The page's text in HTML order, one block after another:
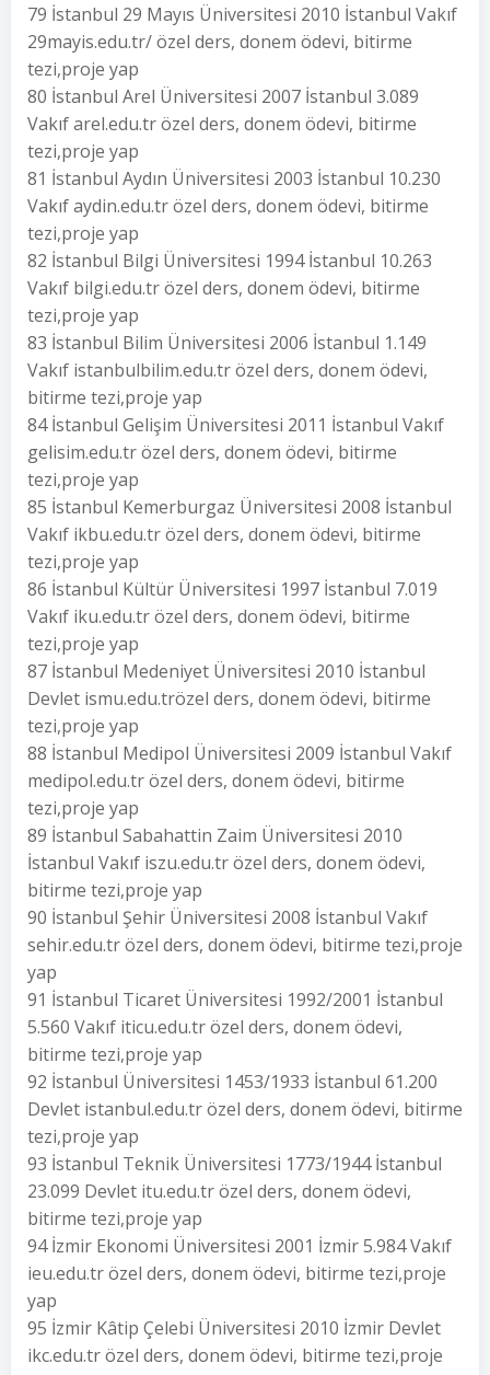
79 İstanbul 29 Mayıs Üniversitesi 2010 İstanbul Vakıf
29mayis.edu.tr/ özel ders, donem ödevi, bitirme
tezi,proje yap
80 İstanbul Arel Üniversitesi 2007 İstanbul 3.089
Vakıf arel.edu.tr özel ders, donem ödevi, bitirme
tezi,proje yap
81 İstanbul Aydın Üniversitesi 2003 İstanbul 10.230
Vakıf aydin.edu.tr özel ders, donem ödevi, bitirme
tezi,proje yap
82 İstanbul Bilgi Üniversitesi 1994 İstanbul 10.263
Vakıf bilgi.edu.tr özel ders, donem ödevi, bitirme
tezi,proje yap
83 İstanbul Bilim Üniversitesi 2006 İstanbul 1.149
Vakıf istanbulbilim.edu.tr özel ders, donem ödevi,
bitirme tezi,proje yap
84 İstanbul Gelişim Üniversitesi 2011 İstanbul Vakıf
gelisim.edu.tr özel ders, donem ödevi, bitirme
tezi,proje yap
85 İstanbul Kemerburgaz Üniversitesi 2008 İstanbul
Vakıf ikbu.edu.tr özel ders, donem ödevi, bitirme
tezi,proje yap
86 İstanbul Kültür Üniversitesi 1997 İstanbul 7.019
Vakıf iku.edu.tr özel ders, donem ödevi, bitirme
tezi,proje yap
87 İstanbul Medeniyet Üniversitesi 2010 İstanbul
Devlet ismu.edu.trözel ders, donem ödevi, bitirme
tezi,proje yap
88 İstanbul Medipol Üniversitesi 2009 İstanbul Vakıf
medipol.edu.tr özel ders, donem ödevi, bitirme
tezi,proje yap
89 İstanbul Sabahattin Zaim Üniversitesi 2010
İstanbul Vakıf iszu.edu.tr özel ders, donem ödevi,
bitirme tezi,proje yap
90 İstanbul Şehir Üniversitesi 2008 İstanbul Vakıf
sehir.edu.tr özel ders, donem ödevi, bitirme tezi,proje
yap
91 İstanbul Ticaret Üniversitesi 1992/2001 İstanbul
5.560 Vakıf iticu.edu.tr özel ders, donem ödevi,
bitirme tezi,proje yap
92 İstanbul Üniversitesi 1453/1933 İstanbul 61.200
Devlet istanbul.edu.tr özel ders, donem ödevi, bitirme
tezi,proje yap
93 İstanbul Teknik Üniversitesi 1773/1944 İstanbul
23.099 Devlet itu.edu.tr özel ders, donem ödevi,
bitirme tezi,proje yap
94 İzmir Ekonomi Üniversitesi 2001 İzmir 5.984 Vakıf
ieu.edu.tr özel ders, donem ödevi, bitirme tezi,proje
yap
95 İzmir Kâtip Çelebi Üniversitesi 2010 İzmir Devlet
ikc.edu.tr özel ders, donem ödevi, bitirme tezi,proje